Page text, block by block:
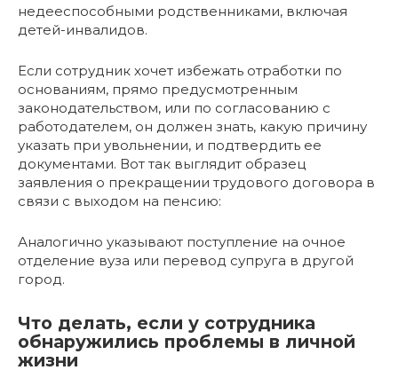
недееспособными родственниками, включая
детей-инвалидов.
Если сотрудник хочет избежать отработки по
основаниям, прямо предусмотренным
законодательством, или по согласованию с
работодателем, он должен знать, какую причину
указать при увольнении, и подтвердить ее
документами. Вот так выглядит образец
заявления о прекращении трудового договора в
связи с выходом на пенсию:
Аналогично указывают поступление на очное
отделение вуза или перевод супруга в другой
город.
Что делать, если у сотрудника
обнаружились проблемы в личной
жизни